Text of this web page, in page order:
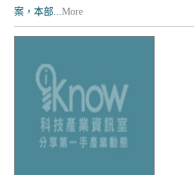
案，本部...More